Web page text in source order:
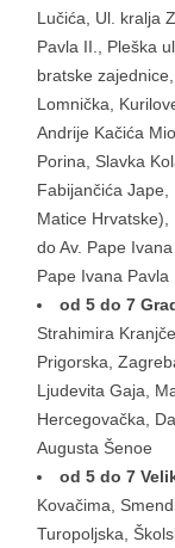
Lučića, Ul. kralja
Pavla II., Pleška
bratske
Lomnička,
Andrije Kačića
Porina, Slavka
Fabijančića Jape,
Matice Hrvatske),
do Av. Pape
Pape Ivana Pavla
od 5 do 7
Strahimira
Prigorska,
Ljudevita Gaja,
Hercegovačka,
Augusta Šenoe
od 5 do 7
Kovačima,
Turopoljska,